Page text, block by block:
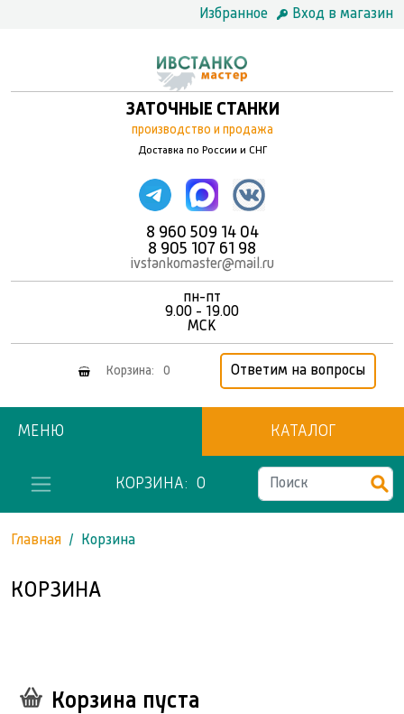
Избранное Вход в магазин
ЗАТОЧНЫЕ СТАНКИ
производство и продажа
Доставка по России и СНГ
8 960 509 14 04
8 905 107 61 98
ivstankomaster@mail.ru
пн-пт
9.00 - 19.00
MCK
Корзина: 0 Ответим на вопросы
МЕНЮ КАТАЛОГ
КОРЗИНА: 0
Главная Корзина
КОРЗИНА
Корзина пуста